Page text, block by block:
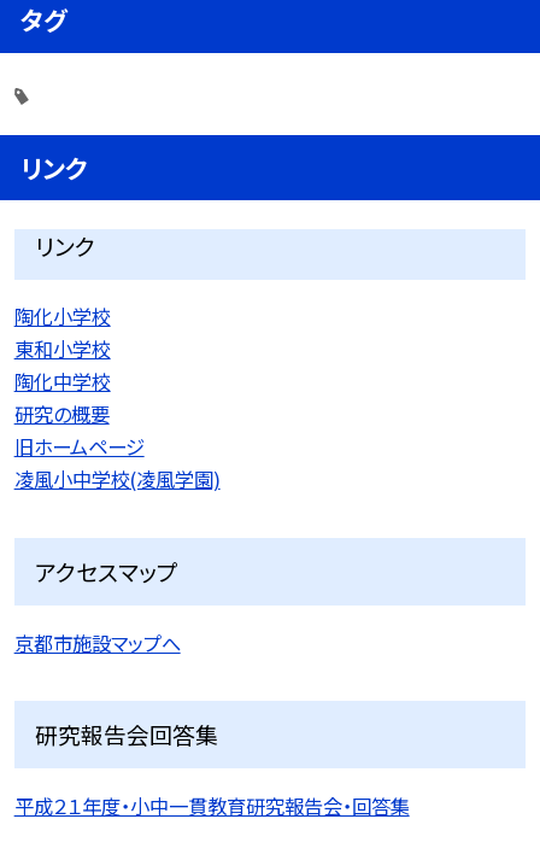
タグ
リンク
リンク
陶化小学校
東和小学校
陶化中学校
研究の概要
旧ホームページ
凌風小中学校(凌風学園)
アクセスマップ
京都市施設マップへ
研究報告会回答集
平成２１年度・小中一貫教育研究報告会・回答集